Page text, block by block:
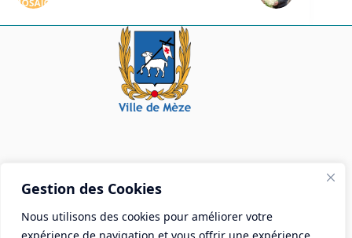
Gestion des Cookies
Nous utilisons des cookies pour améliorer votre
Mairie de Mèze
Place Aristide Briand - BP 28 34140 Mèze
Tél :04 67 18 30 30